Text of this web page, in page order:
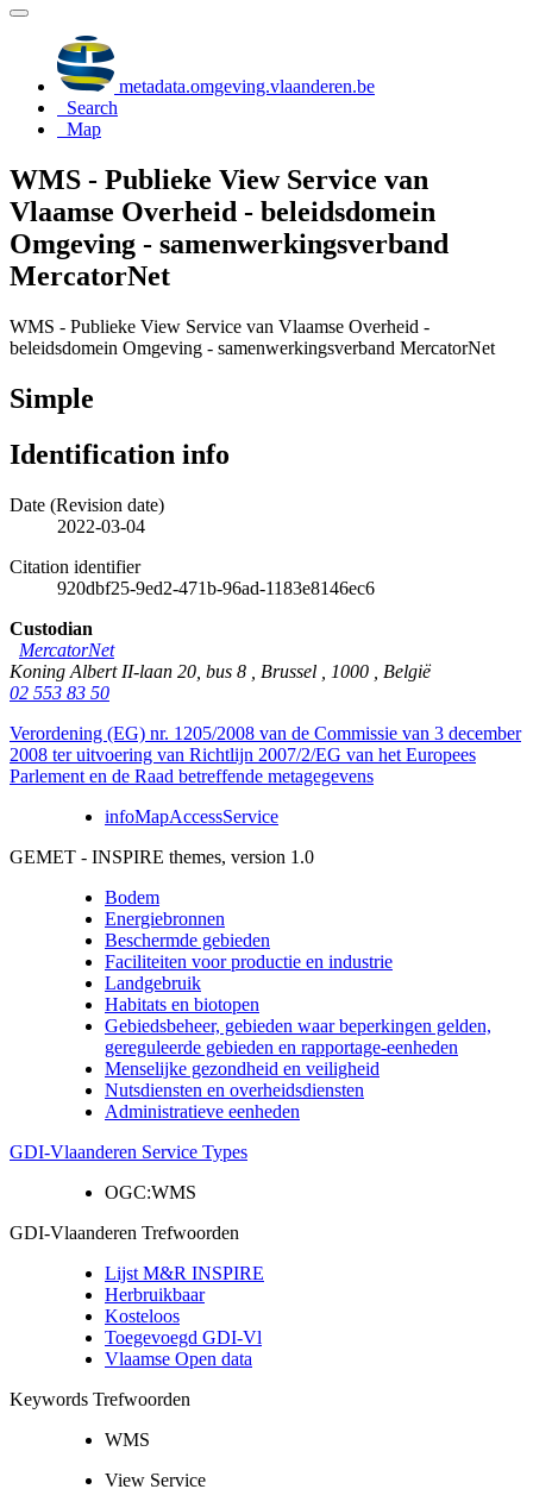
metadata.omgeving.vlaanderen.be
Search
Map
WMS - Publieke View Service van
Vlaamse Overheid - beleidsdomein
Omgeving - samenwerkingsverband
MercatorNet
WMS - Publieke View Service van Vlaamse Overheid -
beleidsdomein Omgeving - samenwerkingsverband MercatorNet
Simple
Identification info
Date (Revision date)
2022-03-04
Citation identifier
920dbf25-9ed2-471b-96ad-1183e8146ec6
Custodian
MercatorNet
Koning Albert II-laan 20, bus 8
Brussel 1000
België
02 553 83 50
Verordening (EG) nr. 1205/2008 van de Commissie van 3 december
2008 ter uitvoering van Richtlijn 2007/2/EG van het Europees
Parlement en de Raad betreffende metagegevens
infoMapAccessService
GEMET - INSPIRE themes, version 1.0
Bodem
Energiebronnen
Beschermde gebieden
Faciliteiten voor productie en industrie
Landgebruik
Habitats en biotopen
Gebiedsbeheer, gebieden waar beperkingen gelden,
gereguleerde gebieden en rapportage-eenheden
Menselijke gezondheid en veiligheid
Nutsdiensten en overheidsdiensten
Administratieve eenheden
GDI-Vlaanderen Service Types
OGC:WMS
GDI-Vlaanderen Trefwoorden
Lijst M&R INSPIRE
Herbruikbaar
Kosteloos
Toegevoegd GDI-Vl
Vlaamse Open data
Keywords Trefwoorden
WMS
View Service